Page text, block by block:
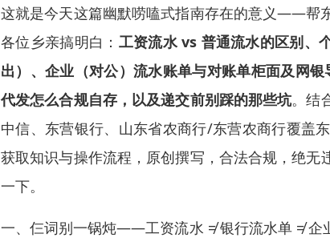
这就是今天这篇幽默唠嗑式指南存在的意义——帮
各位乡亲搞明白： 工资流水 vs 普通流水的区别、
出）、企业（对公）流水账单与对账单柜面及网
代发怎么合规自存，以及递交前别踩的那些坑。结
中信、东营银行、山东省农商行/东营农商行覆盖
获取知识与操作流程，原创撰写，合法合规，绝
一下。
一、仨词别一锅炖——工资流水 ≠ 银行流水单 ≠ 企